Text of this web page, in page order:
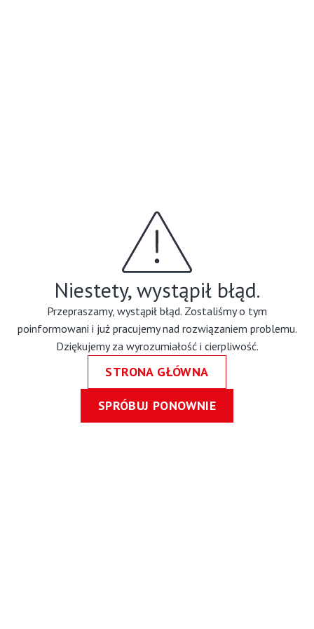
Niestety, wystąpił błąd.
Przepraszamy, wystąpił błąd. Zostaliśmy o tym
poinformowani i już pracujemy nad rozwiązaniem problemu.
Dziękujemy za wyrozumiałość i cierpliwość.
STRONA GŁÓWNA
SPRÓBUJ PONOWNIE